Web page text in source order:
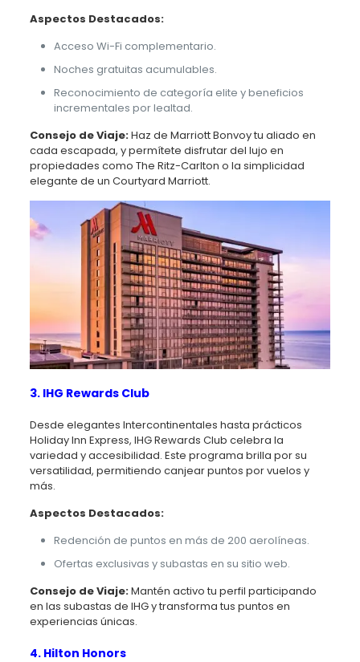
Aspectos Destacados:
Acceso Wi-Fi complementario.
Noches gratuitas acumulables.
Reconocimiento de categoría elite y beneficios
incrementales por lealtad.
Consejo de Viaje:Haz de Marriott Bonvoy tu aliado en
cada escapada, y permítete disfrutar del lujo en
propiedades como The Ritz-Carlton o la simplicidad
elegante de un Courtyard Marriott.
3. IHG Rewards Club
Desde elegantes Intercontinentales hasta prácticos
Holiday Inn Express, IHG Rewards Club celebra la
variedad y accesibilidad. Este programa brilla por su
versatilidad, permitiendo canjear puntos por vuelos y
más.
Aspectos Destacados:
Redención de puntos en más de 200 aerolíneas.
Ofertas exclusivas y subastas en su sitio web.
Consejo de Viaje:Mantén activo tu perfil participando
en las subastas de IHG y transforma tus puntos en
experiencias únicas.
4. Hilton Honors